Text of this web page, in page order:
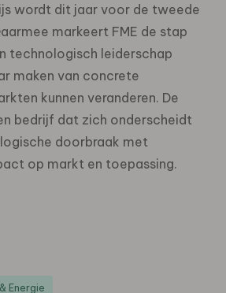
wordt dit jaar voor de tweede
markeert FME de stap
technologisch leiderschap
maken van concrete
kunnen veranderen. De
bedrijf dat zich onderscheidt
doorbraak met
op markt en toepassing.
Energie